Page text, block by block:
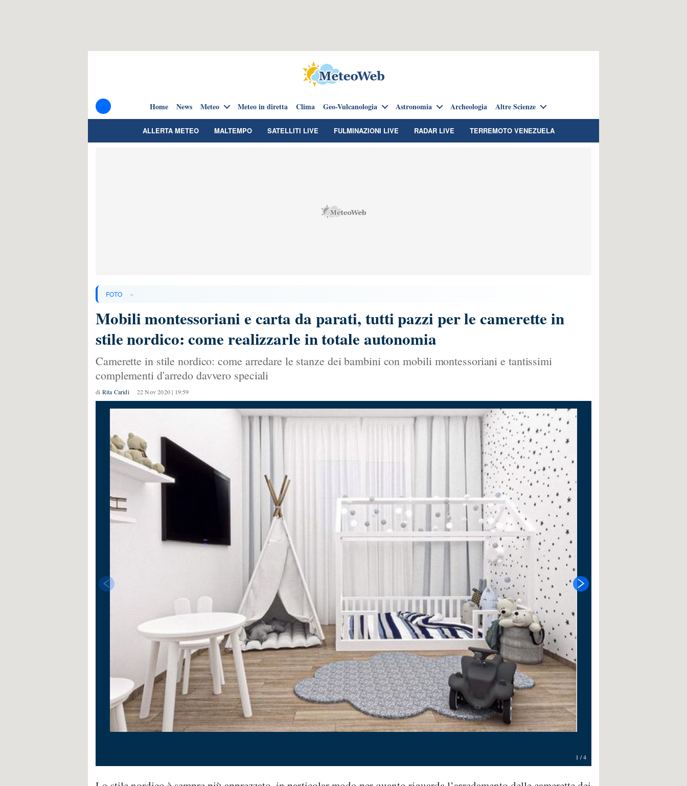
Home News Meteo Meteo in diretta Clima Geo-Vulcanologia Astronomia Archeologia Altre Scienze
ALLERTA METEO MALTEMPO SATELLITI LIVE FULMINAZIONI LIVE RADAR LIVE TERREMOTO VENEZUELA
FOTO »
Mobili montessoriani e carta da parati, tutti pazzi per le camerette in
stile nordico: come realizzarle in totale autonomia
Camerette in stile nordico: come arredare le stanze dei bambini con mobili montessoriani e tantissimi
complementi d'arredo davvero speciali
di Rita Caridi 22 Nov 2020 | 19:59
1 /4